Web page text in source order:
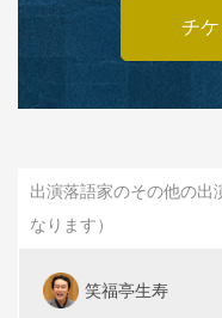
チ
出演落語家のその他の
なります）
笑福亭生寿